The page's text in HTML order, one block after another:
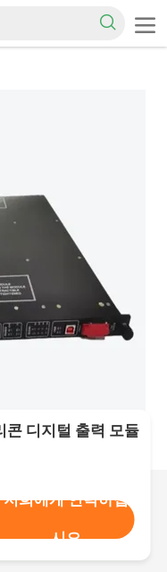
콘 디지털 출력 모듈
저희에게 연락하십
시오